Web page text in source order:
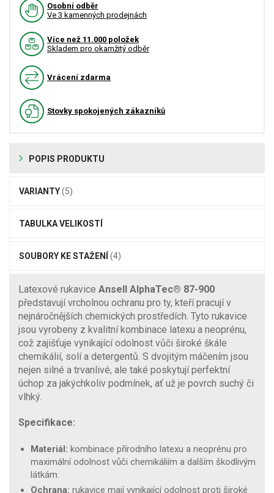
Osobní odběr
Ve 3 kamenných prodejnách
Více než 11.000 položek
Skladem pro okamžitý odběr
Vrácení zdarma
Stovky spokojených zákazníků
POPIS PRODUKTU
VARIANTY(5)
TABULKA VELIKOSTÍ
SOUBORY KE STAŽENÍ (4)
Latexové rukavice Ansell AlphaTec® 87-900
představují vrcholnou ochranu pro ty, kteří pracují v
nejnáročnějších chemických prostředích. Tyto rukavice
jsou vyrobeny z kvalitní kombinace latexu a neoprénu,
což zajišťuje vynikající odolnost vůči široké škále
chemikálií, solí a detergentů. S dvojitým máčením jsou
nejen silné a trvanlivé, ale také poskytují perfektní
úchop za jakýchkoliv podmínek, ať už je povrch suchý či
vlhký.
Specifikace:
Materiál: kombinace přírodního latexu a neoprénu pro
maximální odolnost vůči chemikáliím a dalším škodlivým
látkám.
Ochrana: rukavice mají vynikající odolnost proti široké